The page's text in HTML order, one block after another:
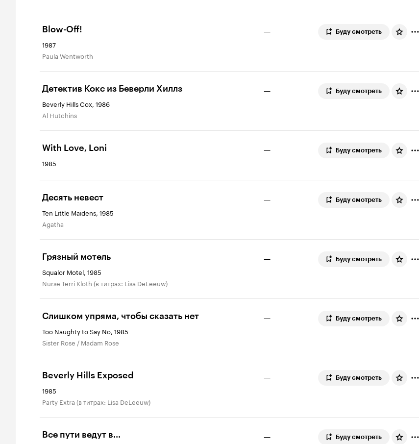
Blow-Off!
1987
Paula Wentworth
— Буду смотреть
Детектив Кокс из Беверли Хиллз
Beverly Hills Cox, 1986
Al Hutchins
— Буду смотреть
With Love, Loni
1985
— Буду смотреть
Десять невест
Ten Little Maidens, 1985
Agatha
— Буду смотреть
Грязный мотель
Squalor Motel, 1985
Nurse Terri Kloth (в титрах: Lisa DeLeeuw)
— Буду смотреть
Слишком упряма, чтобы сказать нет
Too Naughty to Say No, 1985
Sister Rose / Madam Rose
— Буду смотреть
Beverly Hills Exposed
1985
Party Extra (в титрах: Lisa DeLeeuw)
— Буду смотреть
Все пути ведут в... — Буду смотреть